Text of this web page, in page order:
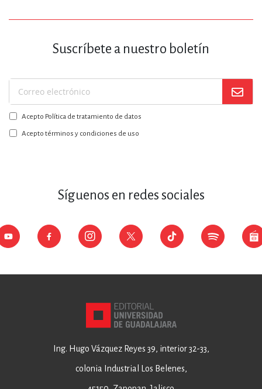
Suscríbete a nuestro boletín
Suscríbase
a
nuestro
boletín:
Acepto Política de tratamiento de datos
Acepto términos y condiciones de uso
Síguenos en redes sociales
Ing. Hugo Vázquez Reyes 39, interior 32-33,
colonia Industrial Los Belenes,